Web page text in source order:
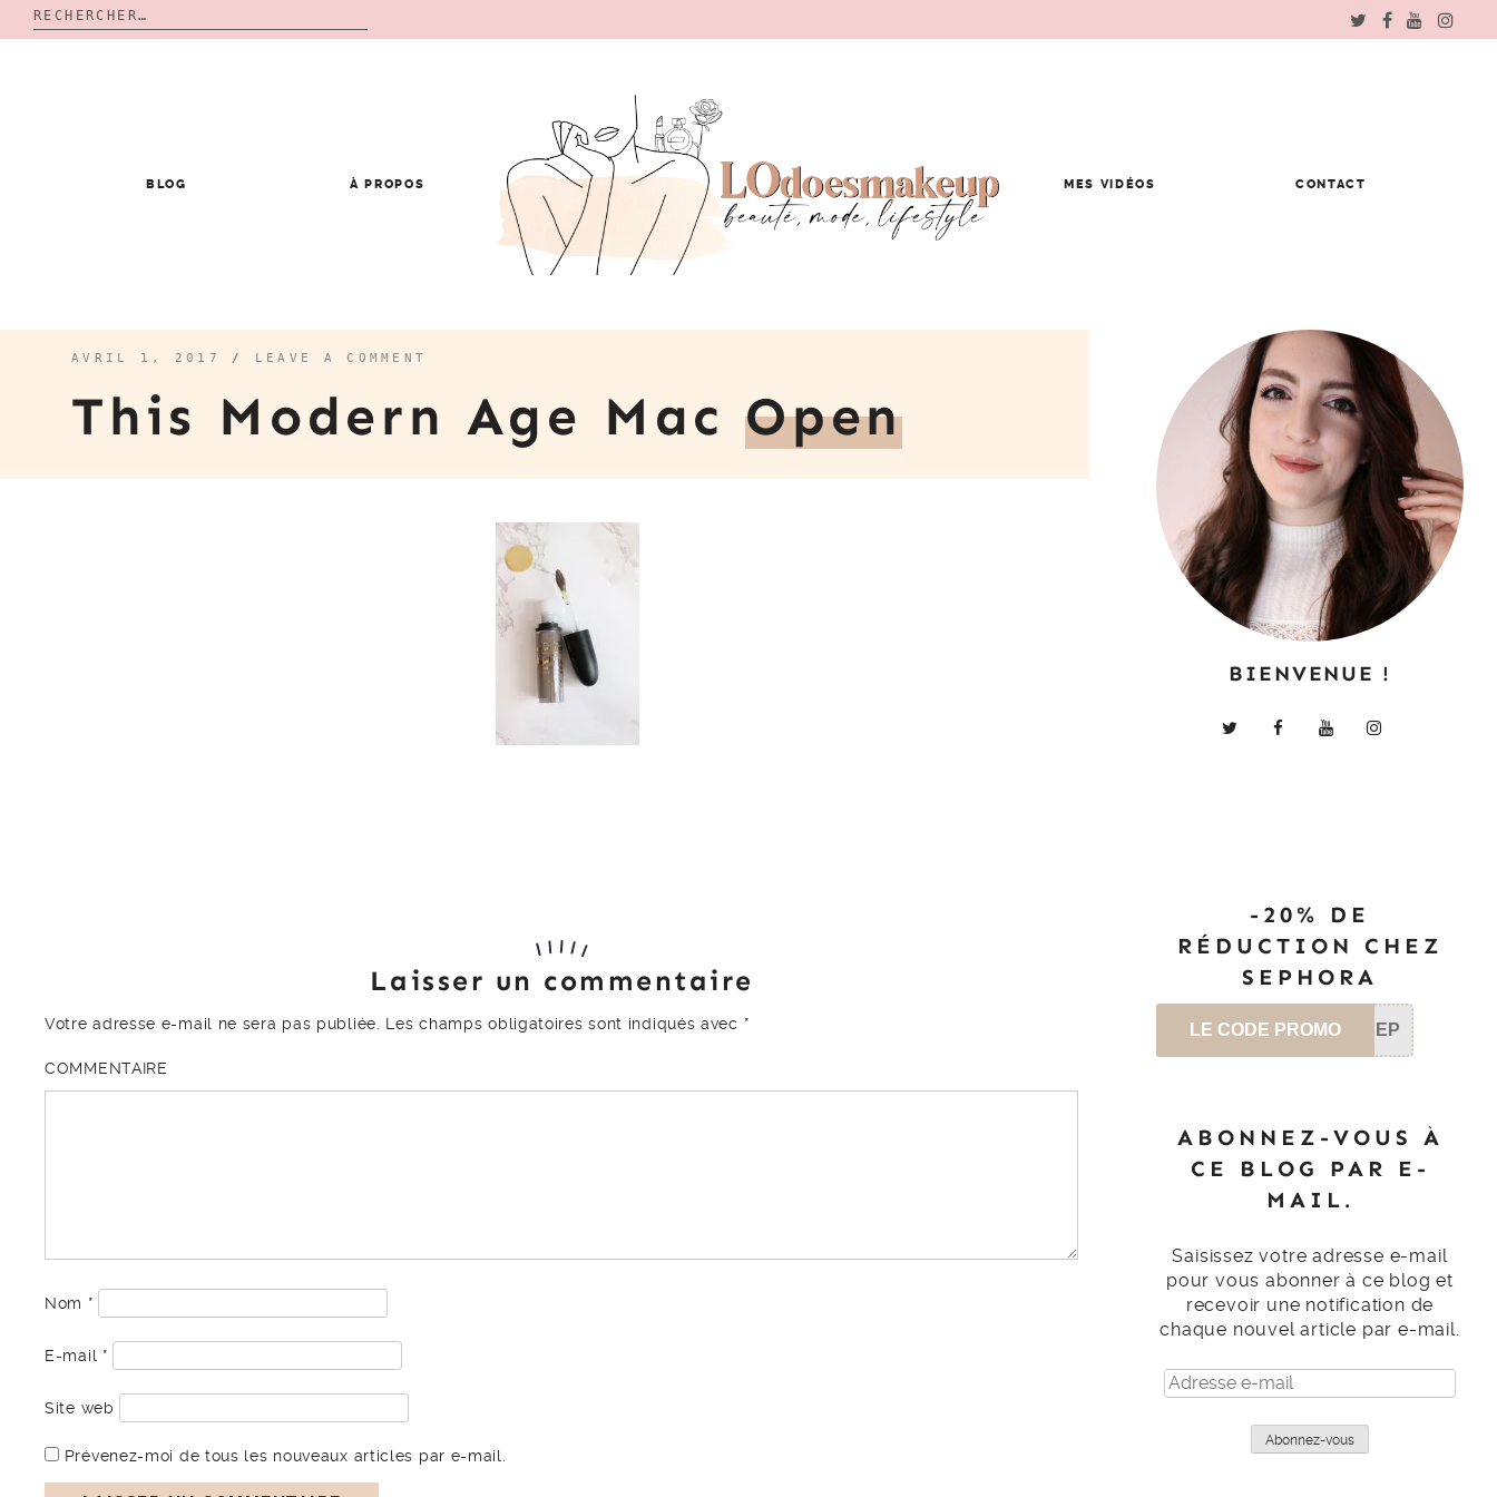
Rechercher :
BLOG À PROPOS MES VIDÉOS CONTACT
AVRIL 1, 2017 / LEAVE A COMMENT
This Modern Age Mac Open
Laisser un commentaire
Votre adresse e-mail ne sera pas publiée. Les champs obligatoires sont indiqués avec *
COMMENTAIRE
Nom *
E-mail *
Site web
Prévenez-moi de tous les nouveaux articles par e-mail.
BIENVENUE !
-20% DE
RÉDUCTION CHEZ
SEPHORA
LE CODE PROMO SEP
ABONNEZ-VOUS À
CE BLOG PAR E-
MAIL.
Saisissez votre adresse e-mail
pour vous abonner à ce blog et
recevoir une notification de
chaque nouvel article par e-mail.
Adresse
e-
Abonnez-vous